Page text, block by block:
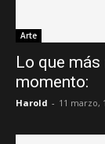
Arte
Lo que más
momento:
Harold - 11 marzo,